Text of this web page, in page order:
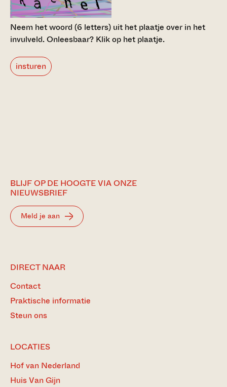
Neem het woord (6 letters) uit het plaatje over in het
invulveld.Onleesbaar? Klik op het plaatje.
insturen
BLIJF OP DE HOOGTE VIA ONZE
NIEUWSBRIEF
Meld je aan
DIRECT NAAR
Contact
Praktische informatie
Steun ons
LOCATIES
Hof van Nederland
Huis Van Gijn